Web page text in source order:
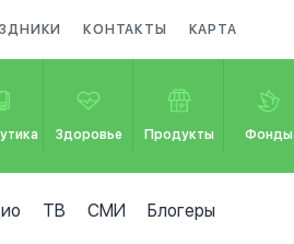
КОНТАКТЫ КАРТА
Здоровье Продукты Фонды
ТВ СМИ Блогеры